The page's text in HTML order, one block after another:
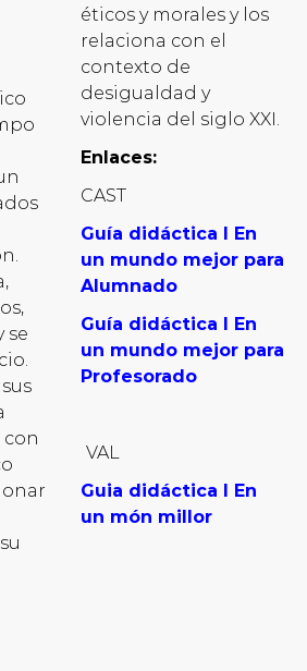
se
con
éticos y morales y los
relaciona con el
contexto de
desigualdad y
violencia del siglo XXI.
Enlaces:
CAST
Guía didáctica I En
un mundo mejor para
Alumnado
Guía didáctica I En
un mundo mejor para
Profesorado
VAL
Guia didáctica I En
un món millor